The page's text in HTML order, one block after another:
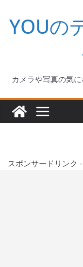
キ
YOUの
カメラや写真の気
スポンサードリンク -